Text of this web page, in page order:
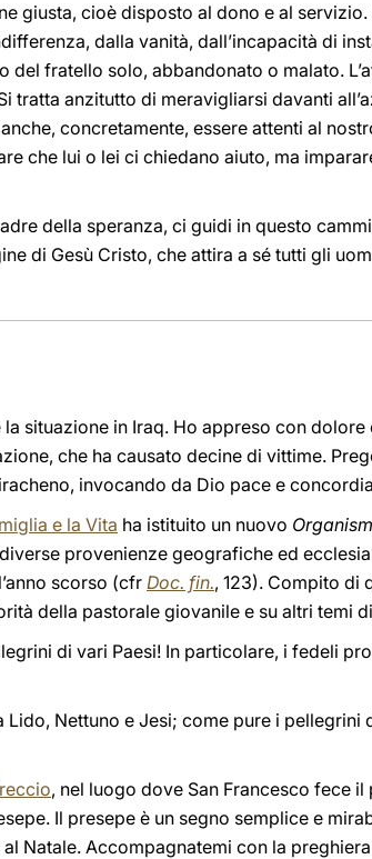
giusta, cioè disposto al dono e al
dalla vanità, dall’incapacità di
del fratello solo, abbandonato o malato.
tratta anzitutto di meravigliarsi davanti
concretamente, essere attenti al
che lui o lei ci chiedano aiuto, ma
della speranza, ci guidi in questo
di Gesù Cristo, che attira a sé tutti gli
situazione in Iraq. Ho appreso con
che ha causato decine di vittime.
invocando da Dio pace e
e la Vita ha istituito un nuovo
provenienze geografiche ed
scorso (cfr Doc. fin., 123). Compito di
della pastorale giovanile e su altri temi
di vari Paesi! In particolare, i fedeli
Nettuno e Jesi; come pure i pellegrini
, nel luogo dove San Francesco fece
Il presepe è un segno semplice e
Natale. Accompagnatemi con la